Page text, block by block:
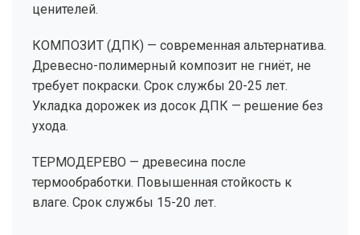
ценителей.
КОМПОЗИТ (ДПК) — современная альтернатива.
Древесно-полимерный композит не гниёт, не
требует покраски. Срок службы 20-25 лет.
Укладка дорожек из досок ДПК — решение без
ухода.
ТЕРМОДЕРЕВО — древесина после
термообработки. Повышенная стойкость к
влаге. Срок службы 15-20 лет.